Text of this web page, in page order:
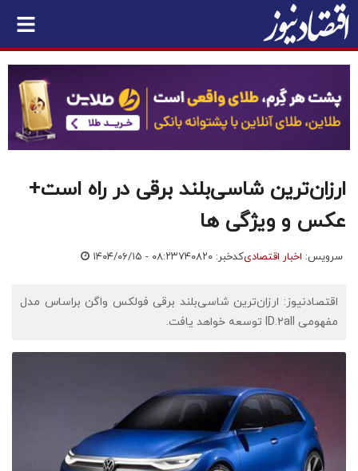
ارزان‌ترین شاسی‌بلند برقی در راه است+
عکس و ویژگی ها
سرویس: اخبار اقتصادیکدخبر: ۷۴۰۸۲۰ ۱۴۰۴/۰۶/۱۵ - ۰۸:۲۳
اقتصادنیوز: ارزان‌ترین شاسی‌بلند برقی فولکس واگن براساس مدل
مفهومی ID.۲all‌ توسعه خواهد یافت.